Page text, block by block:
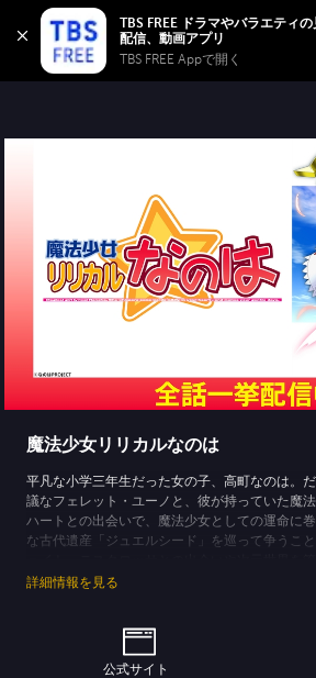
TBS FREE ドラマやバラエティの
TBS FREE Appで開く
TBS FREE
無料見逃し配信
魔法少女リリカルなのは
平凡な小学三年生だった女の子、高町なのは。
議なフェレット・ユーノと、彼が持っていた魔
ハートとの出会いで、魔法少女としての運命に
な古代遺産「ジュエルシード」を巡って争うこ
から事態は激しさを増し、戦いの日々へとなの
が得た魔法を手に、フェイトと、運命との戦
(C)なのはPROJECT
詳細情報を見る
公式サイト